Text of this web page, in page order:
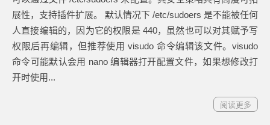
展性，支持插件扩展。 默认情况下 /etc/sudoers 是不能被任何
人直接编辑的，因为它的权限是 440，虽然也可以对其赋予写
权限后再编辑，但推荐使用 visudo 命令编辑该文件。visudo
命令可能默认会用 nano 编辑器打开配置文件，如果想修改打
开时使用...
阅读更多